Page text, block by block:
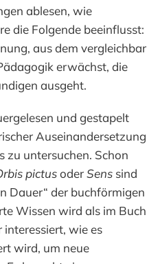
ablesen, wie
die Folgende beeinflusst:
aus dem vergleichbar
erwächst, die
ausgeht.
und gestapelt
Auseinandersetzung
zu untersuchen. Schon
pictusoderSens sind
Dauer“ der buchförmigen
Wissen wird als im Buch
wie es
wird, um neue